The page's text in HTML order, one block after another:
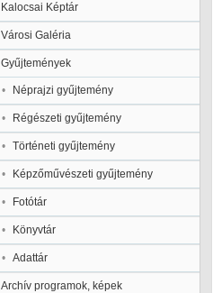
Kalocsai Képtár
Városi Galéria
Gyűjtemények
Néprajzi gyűjtemény
Régészeti gyűjtemény
Történeti gyűjtemény
Képzőművészeti gyűjtemény
Fotótár
Könyvtár
Adattár
Archív programok, képek